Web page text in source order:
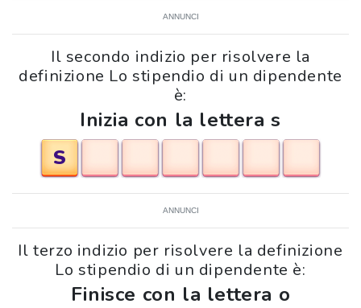
ANNUNCI
Il secondo indizio per risolvere la
definizione Lo stipendio di un dipendente
è:
Inizia con la lettera s
S
ANNUNCI
Il terzo indizio per risolvere la definizione
Lo stipendio di un dipendente è:
Finisce con la lettera o